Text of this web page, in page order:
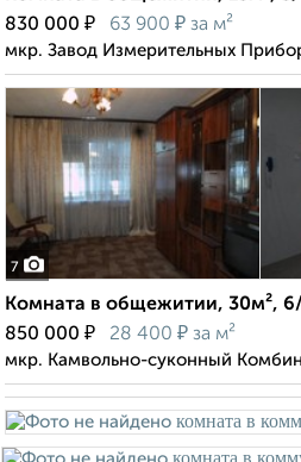
830 000 ₽ 63 900 ₽ за м²
мкр. Завод Измерительных
7
Комната в общежитии, 30м²,
850 000 ₽ 28 400 ₽ за м²
мкр. Камвольно-суконный